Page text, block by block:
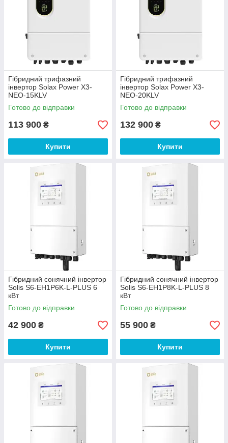
Гібридний трифазний
інвертор Solax Power X3-
NEO-15KLV
Готово до відправки
113 900 ₴
Купити
Гібридний трифазний
інвертор Solax Power X3-
NEO-20KLV
Готово до відправки
132 900 ₴
Купити
Гібридний сонячний інвертор
Solis S6-EH1P6K-L-PLUS 6
кВт
Готово до відправки
42 900 ₴
Купити
Гібридний сонячний інвертор
Solis S6-EH1P8K-L-PLUS 8
кВт
Готово до відправки
55 900 ₴
Купити